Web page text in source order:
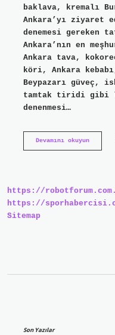
baklava, kremalı
Ankara’yı ziyaret
denemesi gereken
Ankara’nın en
Ankara tava,
köri, Ankara
Beypazarı güveç,
tamtak tiridi gibi
denenmesi…
Devamını okuyun
https://
https://
Sitemap
Son Yazılar